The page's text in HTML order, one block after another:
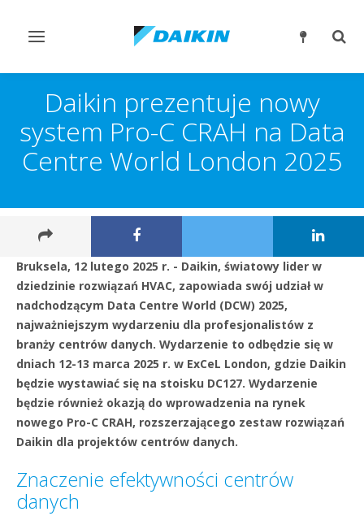
Przełącz
Daikin prezentuje nowy
system Pro-C CRAH na Data
Centre World London 2025
Bruksela, 12 lutego 2025 r. - Daikin, światowy lider w
dziedzinie rozwiązań HVAC, zapowiada swój udział w
nadchodzącym Data Centre World (DCW) 2025,
najważniejszym wydarzeniu dla profesjonalistów z
branży centrów danych. Wydarzenie to odbędzie się w
dniach 12-13 marca 2025 r. w ExCeL London, gdzie Daikin
będzie wystawiać się na stoisku DC127. Wydarzenie
będzie również okazją do wprowadzenia na rynek
nowego Pro-C CRAH, rozszerzającego zestaw rozwiązań
Daikin dla projektów centrów danych.
Znaczenie efektywności centrów
danych